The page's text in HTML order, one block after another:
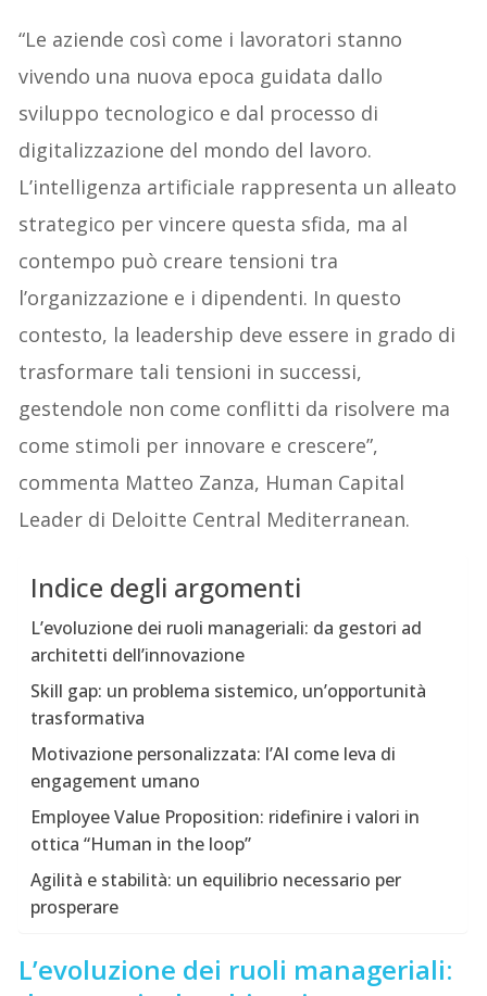
“Le aziende così come i lavoratori stanno
vivendo una nuova epoca guidata dallo
sviluppo tecnologico e dal processo di
digitalizzazione del mondo del lavoro.
L’intelligenza artificiale rappresenta un alleato
strategico per vincere questa sfida, ma al
contempo può creare tensioni tra
l’organizzazione e i dipendenti. In questo
contesto, la leadership deve essere in grado di
trasformare tali tensioni in successi,
gestendole non come conflitti da risolvere ma
come stimoli per innovare e crescere”,
commenta Matteo Zanza, Human Capital
Leader di Deloitte Central Mediterranean.
Indice degli argomenti
L’evoluzione dei ruoli manageriali: da gestori ad
architetti dell’innovazione
Skill gap: un problema sistemico, un’opportunità
trasformativa
Motivazione personalizzata: l’AI come leva di
engagement umano
Employee Value Proposition: ridefinire i valori in
ottica “Human in the loop”
Agilità e stabilità: un equilibrio necessario per
prosperare
L’evoluzione dei ruoli manageriali: